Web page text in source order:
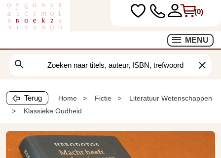
(0)
MENU
search clear
Terug Home Fictie
Literatuur Wetenschappen
Klassieke Oudheid